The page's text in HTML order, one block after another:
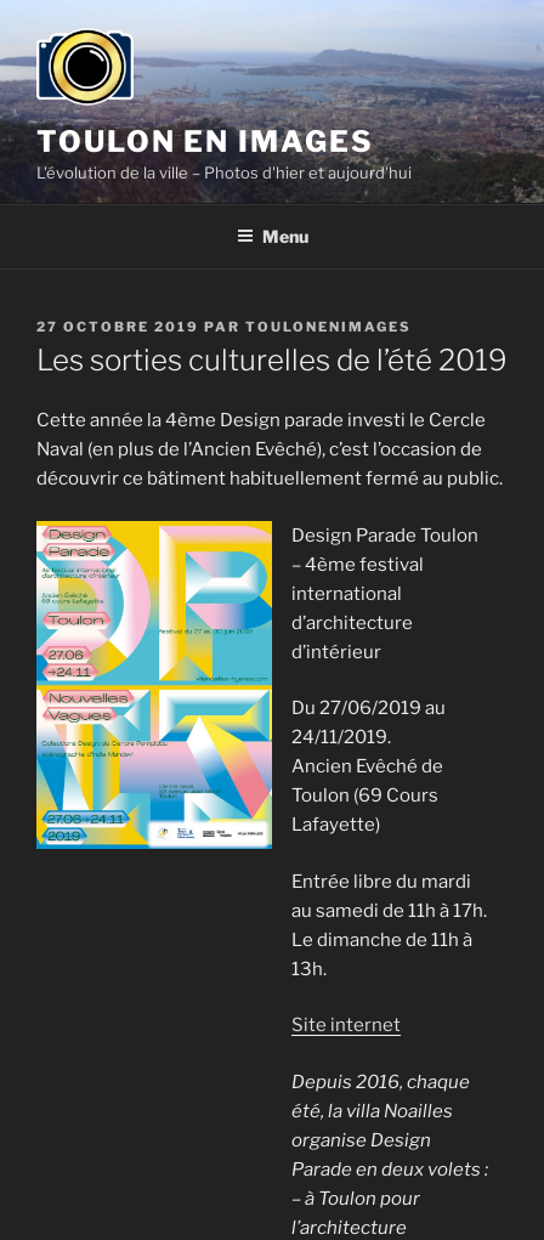
contenu
principal
TOULON EN IMAGES
L'évolution de la ville – Photos d'hier et aujourd'hui
Menu
PUBLIÉ
LE
27 OCTOBRE 2019 PAR TOULONENIMAGES
Les sorties culturelles de l’été 2019
Cette année la 4ème Design parade investi le Cercle
Naval (en plus de l’Ancien Evêché), c’est l’occasion de
découvrir ce bâtiment habituellement fermé au public.
Design Parade Toulon
– 4ème festival
international
d’architecture
d’intérieur
Du 27/06/2019 au
24/11/2019.
Ancien Evêché de
Toulon (69 Cours
Lafayette)
Entrée libre du mardi
au samedi de 11h à 17h.
Le dimanche de 11h à
13h.
Site internet
Depuis 2016, chaque
été, la villa Noailles
organise Design
Parade en deux volets :
– à Toulon pour
l’architecture